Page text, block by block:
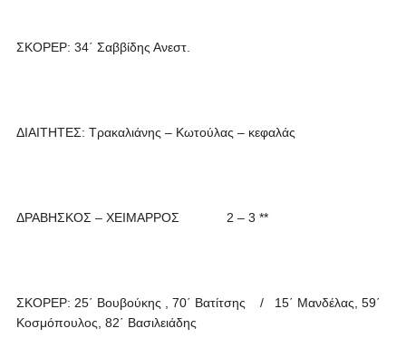
ΣΚΟΡΕΡ: 34΄ Σαββίδης Ανεστ.
ΔΙΑΙΤΗΤΕΣ: Τρακαλιάνης – Κωτούλας – κεφαλάς
ΔΡΑΒΗΣΚΟΣ – ΧΕΙΜΑΡΡΟΣ 2 – 3 **
ΣΚΟΡΕΡ: 25΄ Βουβούκης , 70΄ Βατίτσης / 15΄ Μανδέλας, 59΄
Κοσμόπουλος, 82΄ Βασιλειάδης